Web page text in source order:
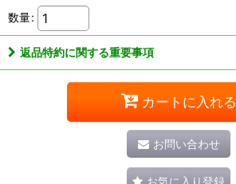
数量:
返品特約に関する重要事項
カートに入れる
お問い合わせ
お気に入り登録